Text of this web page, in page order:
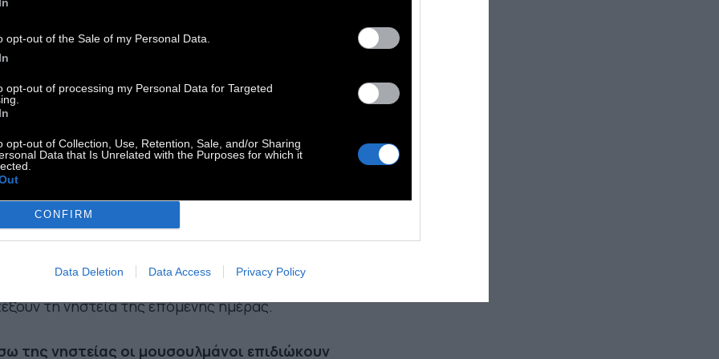
opt-out of the Sale of my Personal Data.
opt-out of processing my Personal Data for Targeted
opt-out of Collection, Use, Retention, Sale, and/or Sharing
Data that Is Unrelated with the Purposes for which it
CONFIRM
Data Deletion Data Access Privacy Policy
όψη της νηστείας απαγορεύει το
τη συκοφαντία, τη ζηλοφθονία, την
και την ψευδομαρτυρία.
οι πιστοί προσευχηθούν και καθίσουν στο
για το δείπνο, που ονομάζεται «ιφτάρ».
πολλοί μουσουλμάνοι ξαγρυπνούν
έως την επόμενη αυγή. Από τα
ώς την ανατολή του ηλίου προβλέπεται
ακόμα γεύμα, το «σαχούρ», για να μπορέσουν να
τη νηστεία της επόμενης ημέρας.
της νηστείας οι μουσουλμάνοι επιδιώκουν